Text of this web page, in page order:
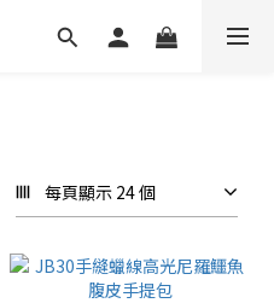
每頁顯示 24 個